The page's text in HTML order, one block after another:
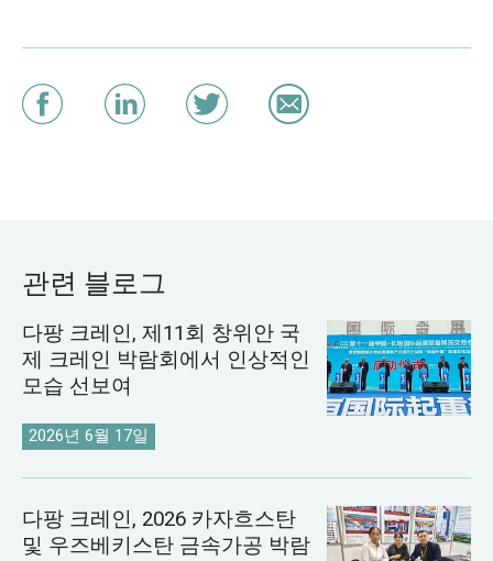
관련 블로그
다팡 크레인, 제11회 창위안 국
제 크레인 박람회에서 인상적인
모습 선보여
2026년 6월 17일
다팡 크레인, 2026 카자흐스탄
및 우즈베키스탄 금속가공 박람